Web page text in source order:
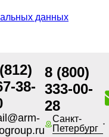
данных
38-
8 (800)
333-00-
28
Санкт-
Петербург